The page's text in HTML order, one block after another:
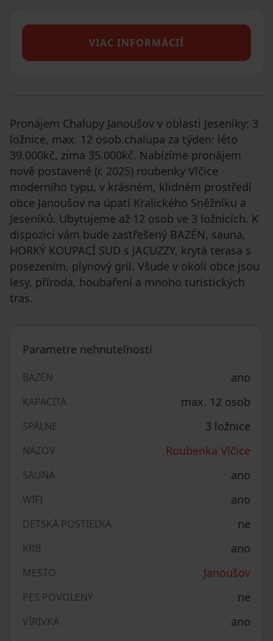
VIAC INFORMÁCIÍ
Pronájem Chalupy Janoušov v oblasti Jeseníky: 3
ložnice, max. 12 osob.chalupa za týden: léto
39.000kč, zima 35.000kč. Nabízíme pronájem
nově postavené (r. 2025) roubenky Vlčice
moderního typu, v krásném, klidném prostředí
obce Janoušov na úpatí Kralického Sněžníku a
Jeseníků. Ubytujeme až 12 osob ve 3 ložnicích. K
dispozici vám bude zastřešený BAZÉN, sauna,
HORKÝ KOUPACÍ SUD s JACUZZY, krytá terasa s
posezením, plynový gril. Všude v okolí obce jsou
lesy, příroda, houbaření a mnoho turistických
tras.
Parametre nehnuteľnosti
BAZÉN ano
KAPACITA max. 12 osob
SPÁLNE 3 ložnice
NÁZOV Roubenka Vlčice
SAUNA ano
WIFI ano
DETSKÁ POSTIEĽKA ne
KRB ano
MESTO Janoušov
PES POVOLENÝ ne
VÍRIVKA ano